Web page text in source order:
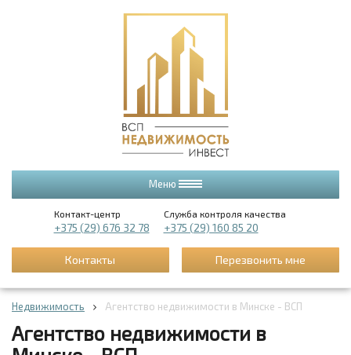
Меню
Контакт-центр
+375 (29) 676 32 78
Служба контроля качества
+375 (29) 160 85 20
Контакты Перезвонить мне
Недвижимость Агентство недвижимости в Минске - ВСП
Агентство недвижимости в